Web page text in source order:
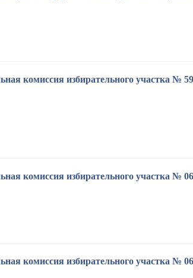
комиссия избирательного участка №
комиссия избирательного участка №
комиссия избирательного участка №